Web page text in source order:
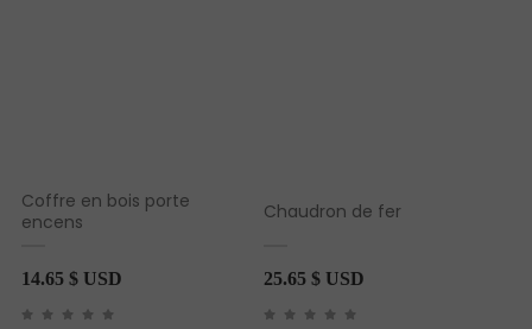
Coffre en bois porte
encens
14.65 $ USD
Chaudron de fer
25.65 $ USD